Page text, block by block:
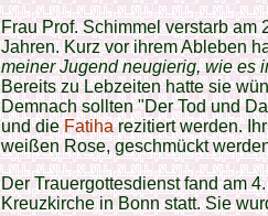
Frau Prof. Schimmel verstarb am
Jahren. Kurz vor ihrem Ableben
meiner Jugend neugierig, wie es
Bereits zu Lebzeiten hatte sie
Demnach sollten "Der Tod und
und dieFatiharezitiert werden.
weißen Rose, geschmückt
Der Trauergottesdienst fand am
Kreuzkirche in Bonn statt. Sie